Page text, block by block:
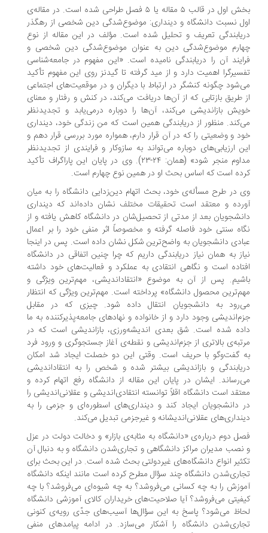
بخش اول در قالب ۵ مقاله یا ۵ فصل طراحی شده است. در مقاله‌ی
نسبت دانشگاه و دینداری: موضوع‌شدگی دین شخصی از رهگذر
تعریف و تحلیل شده است. مؤلف در این مقاله از نوع
موضوع‌شدگی دین به عنوان موضوع‌شدگی دین شخصی و
آن را دریابندگی نامیده است. «این مفهوم در جامعه‌شناسی
اهمیت دارد و از مید گرفته تا گیدنز روی این مفهوم تأکید
چگونه کنشگر در ارتباط با دیگران و در موقعیت‌های اجتماعی
طریق بازتابی که از آن‌ها دریافت می‌کند، در کنش و رفتار و معنای
بازاندیشی می‌کند، آن‌ها را دوباره درمی‌یابد و تجدیدنظر
منظور از دریابندگی همین است که من زندگی خود، دینداری
و وضعیتی را که در آن قرار دارم، همواره مورد بررسی قرار دهم و
ارزیابی‌های دوباره می‌تواند به سازوکار و فرایندی از تجدیدنظر
مداوم منجر شود» (همان: ۲۴-۲۳). وی در پایان این پاراگراف تأکید
است که اساس بحث او در همین نوع چهارم است.
در طرح مسأله‌ی خود، بحث اتهام دین‌زدایی دانشگاه را به میان
و معتقد است تحقیقات مختلف نشان داده‌اند که دینداری
بعد از مدتی از تحصیل‌شان در دانشگاه کاهش یافته و از
سنتی خود فاصله گرفته و مخصوصاً اثر منفی خود را بر اعمال
دانشجویان به واضح‌ترین شکل نشان داده است. پس در اینجا
به همان نیاز دریابندگی داریم که چرا چنین اتفاقی در دانشگاه
است و نگاهی انتقادی به عملکرد و فعالیت‌های خود داشته
پس از آن به موضوع «انتقاداندیشی، مهم‌ترین ویژگی و
محصول دانشگاه» پرداخته است. مهم‌ترین ویژگی که انتظار
به دانشجویان انتقال داده شود. چیزی که در مقابل
وجود دارد و از خانواده و نهادهای جامعه‌پذیرکننده به ما
شده است. شق بعدی اندیشه‌ورزی، بازاندیشی است که در
بالاتری از جزم‌اندیشی و نقطه‌ی آغاز جستجوگری و ورود فرد
گفت‌وگو با حریف است. وقتی این دو خصلت ایجاد شد امکان
و بازاندیشی بیشتر شده و شخص را به انتقاداندیشی
ایشان در پایان این مقاله از دانشگاه رفع اتهام کرده و
است دانشگاه اقلاً توانسته انتقادی‌اندیشی و عقلانی‌اندیشی را
دانشجویان ایجاد کند و دینداری‌های اسطوره‌ای و جزمی را به
عقلانی‌اندیشانه و غیرجزمی تبدیل می‌کند.
دوم درباره‌ی «دانشگاه به مثابه‌ی بازار» و دخالت دولت در عزل
مدیران مراکز دانشگاهی و تجاری‌شدن دانشگاه و به دنبال آن
انواع دانشگاه‌های غیردولتی بحث شده است. در این بحث برای
دانشگاه چند سؤال مطرح کرده است مانند اینکه دانشگاه
را به چه کسانی می‌فروشد؟ به چه شیوه‌ای می‌‌‌فروشد؟ با چه
می‌فروشد؟ آیا صلاحیت‌های خریداران کالای آموزشی دانشگاه
می‌شود؟ پاسخ به این سؤال‌ها آسیب‌های جدّی رویه‌ی کنونی
دانشگاه را آشکار می‌سازد. در ادامه پیامدهای منفی